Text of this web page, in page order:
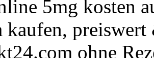
5mg kosten
kaufen,
ohne